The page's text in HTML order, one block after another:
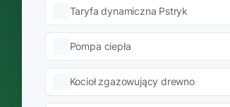
Taryfa dynamiczna Pstryk
Pompa ciepła
Kocioł zgazowujący drewno